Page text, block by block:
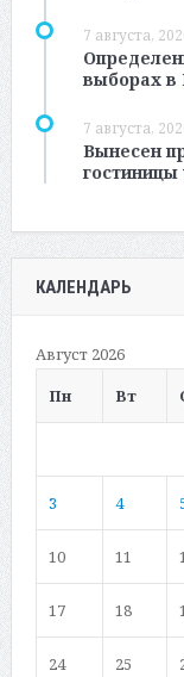
7 августа,
выборах в
7 августа,
Вынесен
гостиницы
КАЛЕНДАРЬ
Август 2026
Пн
Вт
3 4
10 11
17 18
24 25